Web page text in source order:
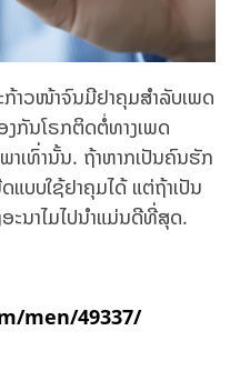
ກ້າວໜ້າຈົນມີຢາຄຸມສຳລັບເພດ
ງກັນໂຣກຕິດຕໍ່ທາງເພດ
ເທົ່ານັ້ນ. ຖ້າຫາກເປັນຄົນຮັກ
ບບໃຊ້ຢາຄຸມໄດ້ ແຕ່ຖ້າເປັນ
ະນາໄມໄປນຳແມ່ນດີທີ່ສຸດ.
men/49337/